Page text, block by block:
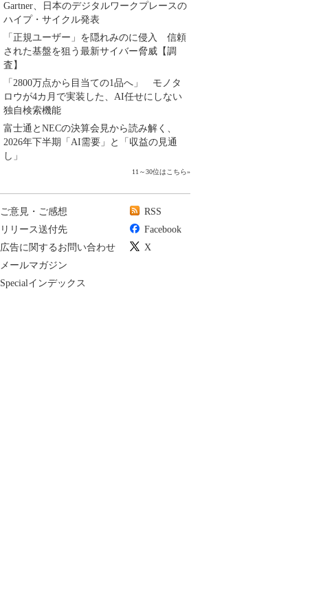
Gartner、日本のデジタルワークプレースの
ハイプ・サイクル発表
「正規ユーザー」を隠れみのに侵入 信頼
された基盤を狙う最新サイバー脅威【調
査】
「2800万点から目当ての1品へ」 モノタ
ロウが4カ月で実装した、AI任せにしない
独自検索機能
富士通とNECの決算会見から読み解く、
2026年下半期「AI需要」と「収益の見通
し」
11～30位はこちら»
ご意見・ご感想
リリース送付先
広告に関するお問い合わせ
メールマガジン
Specialインデックス
RSS
Facebook
X